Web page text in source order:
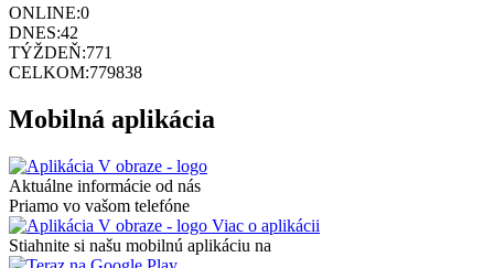
ONLINE:0
DNES:42
TÝŽDEŇ:771
CELKOM:779838
Mobilná aplikácia
Aktuálne informácie od nás
Priamo vo vašom telefóne
Viac o aplikácii
Stiahnite si našu mobilnú aplikáciu na